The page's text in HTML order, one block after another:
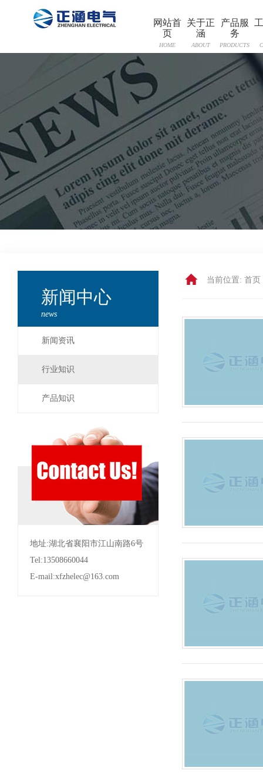
网站首
页
HOME
关于正
涵
ABOUT
产品服
务
PRODUCTS
新闻中心
news
新闻资讯
行业知识
产品知识
地址:湖北省襄阳市江山南路6号
Tel:13508660044
E-mail:xfzhelec@163.com
当前位置: 首页